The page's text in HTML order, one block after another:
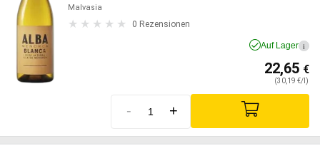
Malvasia
0 Rezensionen
Auf Lager i
22,65 €
(30,19 €/l)
- +